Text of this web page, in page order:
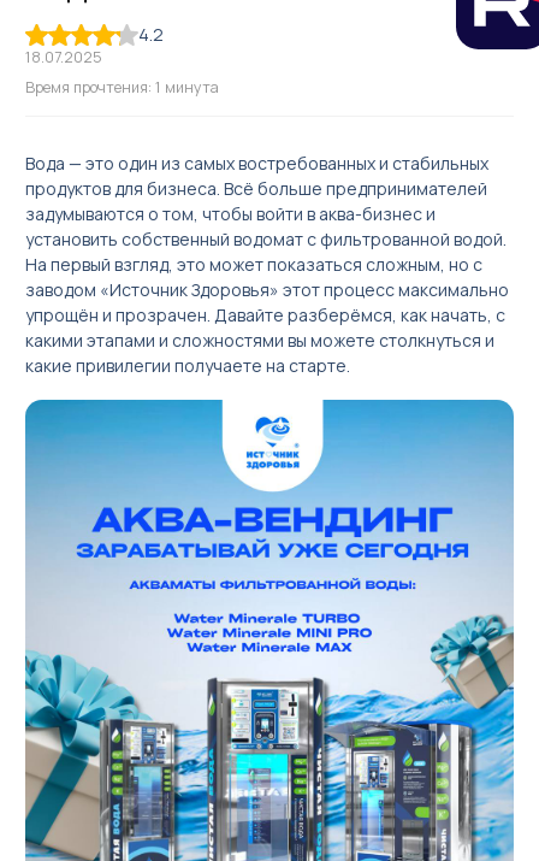
Акваматы фильтрованной воды
Акваматы с привозной водой
Модули розлива
Системы очистки воды
Комплектующие к акваматам
🌟 Брендирование бизнеса
Сопутствующее оборудование для продажи чистой воды в
Бизнес под ключ
Мониторинг вендинговых автоматов
4.2
18.07.2025
Время прочтения: 1 минута
Вода — это один из самых востребованных и стабильных
продуктов для бизнеса. Всё больше предпринимателей
задумываются о том, чтобы войти в аква-бизнес и
установить собственный водомат с фильтрованной водой.
На первый взгляд, это может показаться сложным, но с
заводом «Источник Здоровья» этот процесс максимально
упрощён и прозрачен. Давайте разберёмся, как начать, с
какими этапами и сложностями вы можете столкнуться и
какие привилегии получаете на старте.